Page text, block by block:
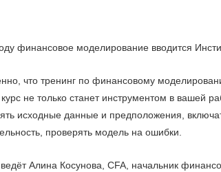
финансовое моделирование вводится
что тренинг по финансовому
не только станет инструментом в вашей
исходные данные и предположения,
проверять модель на ошибки.
Алина Косунова, CFA, начальник